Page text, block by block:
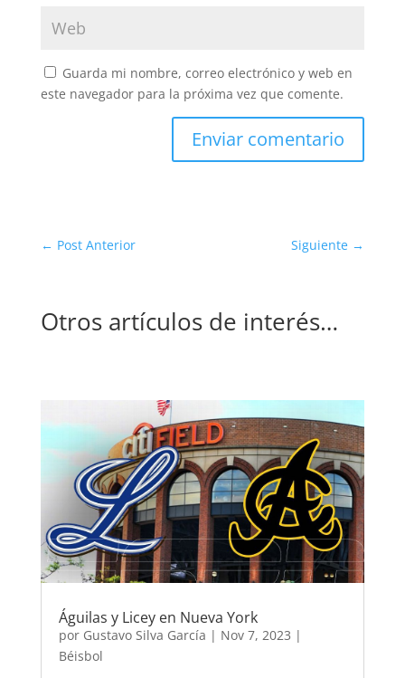
Guarda mi nombre, correo electrónico y web en
este navegador para la próxima vez que comente.
Enviar comentario
← Post Anterior Siguiente →
Otros artículos de interés…
Águilas y Licey en Nueva York
por Gustavo Silva García | Nov 7, 2023 |
Béisbol